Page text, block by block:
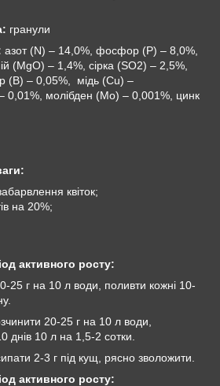
гранули
азот (N) – 14,0%, фосфор (P) – 8,0%,
(MgO) – 1,4%, сірка (SO2) – 2,5%,
(В) – 0,05%, мідь (Cu) –
0,01%, молібден (Mo) – 0,001%, цинк
квіток;
на 20%;
активного росту:
25 г на 10 л води, поливти кожні 10-
20-25 г на 10 л води,
днів 10 л на 1,5-2 сотки.
2-3 г під кущ, рясно зволожити.
активного росту: